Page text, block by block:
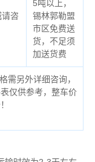
咨
5吨以上，
锡林郭勒盟
市区免费送
货，不足须
加送货费
需另外详细咨询，
仅供参考，整车价